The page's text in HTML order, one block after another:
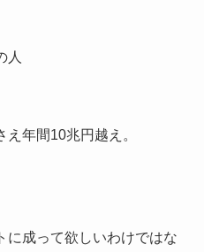
人
年間10兆円越え。
に成って欲しいわけではな